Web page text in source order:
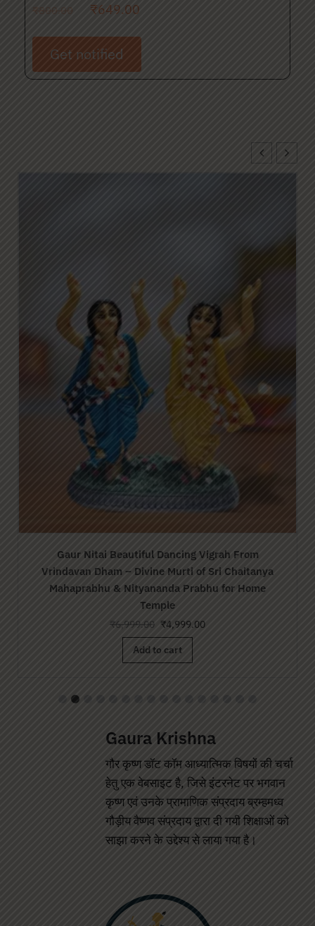
₹800.00 ₹649.00
Get notified
Jagadguru Srila Parbhupada Vigrah From
Vrindavan
₹6,999.00 ₹4,999.00
Gaura Krishna
गौर कृष्ण डॉट कॉम आध्यात्मिक विषयों की चर्चा
हेतु एक वेबसाइट है, जिसे इंटरनेट पर भगवान
कृष्ण एवं उनके प्रामाणिक संप्रदाय ब्रम्हमध्व
गौड़ीय वैष्णव संप्रदाय द्वारा दी गयी शिक्षाओं को
साझा करने के उद्देश्य से लाया गया है।